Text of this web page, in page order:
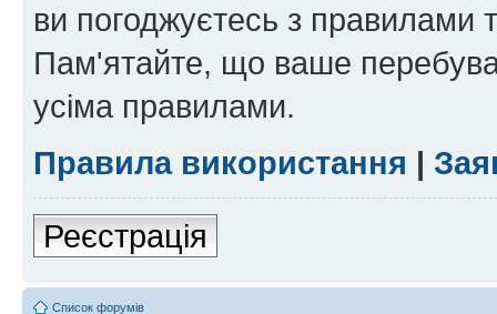
ви погоджуєтесь з правилами
Пам'ятайте, що ваше
усіма правилами.
Правила використання |
Реєстрація
Список форумів